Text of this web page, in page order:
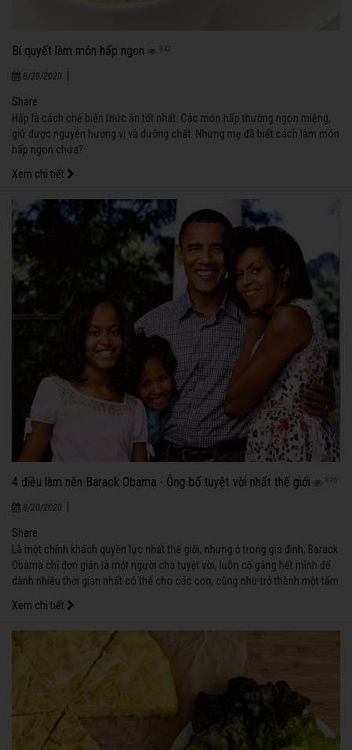
Bí quyết làm món hấp ngon 842
8/20/2020
Share
Hấp là cách chế biến thức ăn tốt nhất. Các món hấp thường ngon miệng,
giữ được nguyên hương vị và dưỡng chất. Nhưng mẹ đã biết cách làm món
hấp ngon chưa?
Xem chi tiết
4 điều làm nên Barack Obama - Ông bố tuyệt vời nhất thế giới 846
8/20/2020
Share
Là một chính khách quyền lực nhất thế giới, nhưng ở trong gia đình, Barack
Obama chỉ đơn giản là một người cha tuyệt vời, luôn cố gắng hết mình để
dành nhiều thời gian nhất có thể cho các con, cũng như trở thành một tấm
gương mẫu mực để các con soi vào.
Xem chi tiết